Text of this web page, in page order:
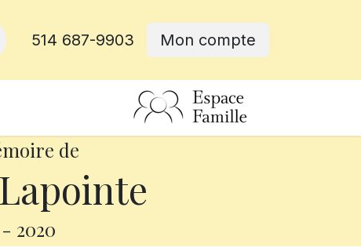
514 687-9903 Mon compte
de
- 2020